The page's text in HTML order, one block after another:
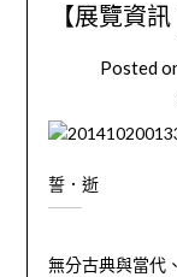
【展覽資
Posted
誓．逝
無分古典與當代